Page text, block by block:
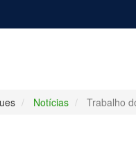
Notícias Trabalho